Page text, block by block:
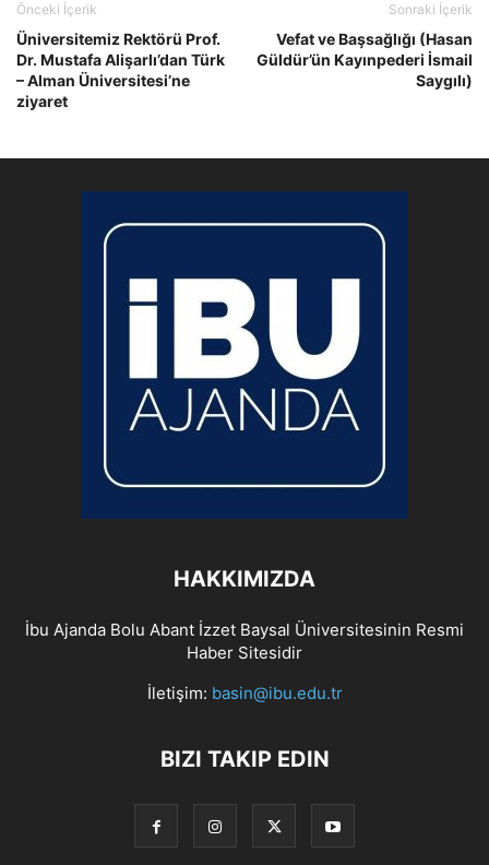
Önceki İçerik
Üniversitemiz Rektörü Prof.
Dr. Mustafa Alişarlı’dan Türk
– Alman Üniversitesi’ne
ziyaret
Sonraki İçerik
Vefat ve Başsağlığı (Hasan
Güldür’ün Kayınpederi İsmail
Saygılı)
HAKKIMIZDA
İbu Ajanda Bolu Abant İzzet Baysal Üniversitesinin Resmi
Haber Sitesidir
İletişim: basin@ibu.edu.tr
BIZI TAKIP EDIN